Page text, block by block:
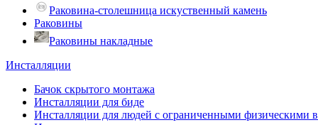
Раковина-столешница искуственный камень
Раковины
Раковины накладные
Инсталляции
Бачок скрытого монтажа
Инсталляции для биде
Инсталляции для людей с ограниченными физическими